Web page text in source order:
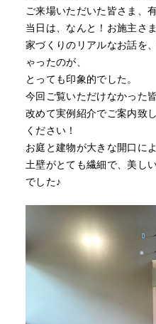
ご来場いただいた皆さま、
当日は、なんと！お施主さ
家づくりのリアルなお話を
ゃったのが、
とっても印象的でした。
今回ご覧いただけなかった
改めて実例紹介でご案内致
ください！
お庭と建物が大きな開口に
土壁がとても繊細で、美し
でした♪